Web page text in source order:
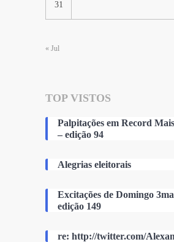
31
« Jul
TOP VISTOS
Palpitações em Record
– edição 94
Alegrias eleitorais
Excitações de Domingo
edição 149
re: http://twitter.com/